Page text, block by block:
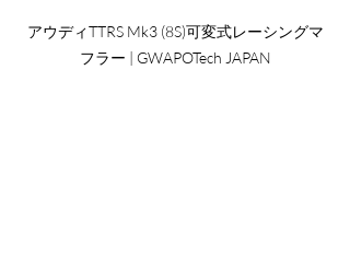
アウディTTRS Mk3 (8S)可変式レーシングマ
フラー | GWAPOTech JAPAN